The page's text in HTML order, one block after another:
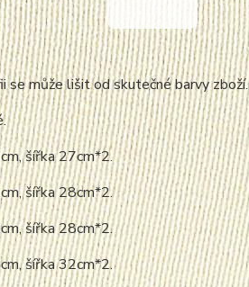
se může lišit od skutečné barvy zboží.
šířka 27cm*2.
šířka 28cm*2.
šířka 28cm*2.
šířka 32cm*2.